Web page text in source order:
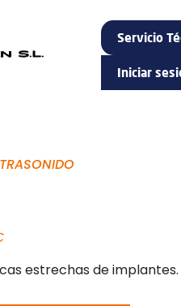
Servicio
Iniciar
estrechas de